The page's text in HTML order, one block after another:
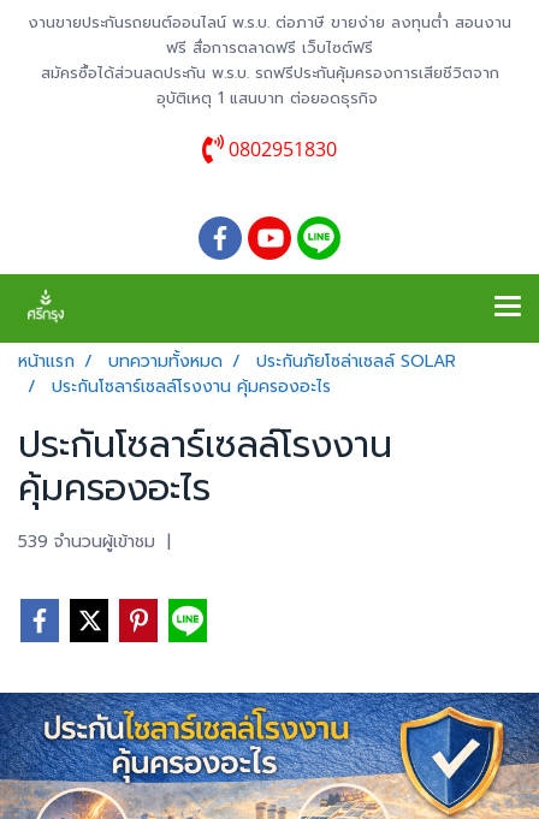
งานขายประกันรถยนต์ออนไลน์ พ.ร.บ. ต่อภาษี ขายง่าย ลงทุนต่ำ สอนงาน
ฟรี สื่อการตลาดฟรี เว็บไซต์ฟรี
สมัครซื้อได้ส่วนลดประกัน พ.ร.บ. รถฟรีประกันคุ้มครองการเสียชีวิตจาก
อุบัติเหตุ 1 แสนบาท ต่อยอดธุรกิจ
0802951830
หน้าแรก บทความทั้งหมด
ประกันภัยโซล่าเซลล์ SOLAR
ประกันโซลาร์เซลล์โรงงาน คุ้มครองอะไร
ประกันโซลาร์เซลล์โรงงาน
คุ้มครองอะไร
539 จำนวนผู้เข้าชม |